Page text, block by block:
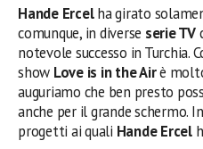
Hande Ercelha girato
comunque, in diverse serie TV
notevole successo in Turchia.
show Love is in the Airè
auguriamo che ben presto
anche per il grande
progetti ai quali Hande Ercel